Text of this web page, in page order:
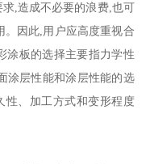
,造成不必要的浪费,也可
。因此,用户应高度重视合
涂板的选择主要指力学性
涂层性能和涂层性能的选
性、加工方式和变形程度